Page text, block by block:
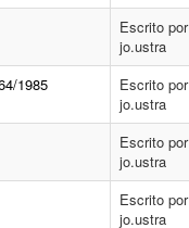
Escrito por
jo.ustra
1985
Escrito por
jo.ustra
Escrito por
jo.ustra
Escrito por
jo.ustra